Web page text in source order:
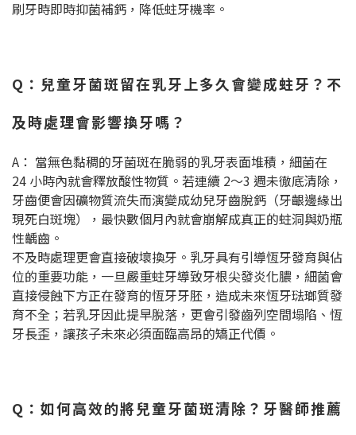
刷牙時即時抑菌補鈣，降低蛀牙機率。
Q：兒童牙菌斑留在乳牙上多久會變成蛀牙？不
及時處理會影響換牙嗎？
A： 當無色黏稠的牙菌斑在脆弱的乳牙表面堆積，細菌在
24 小時內就會釋放酸性物質。若連續 2〜3 週未徹底清除，
牙齒便會因礦物質流失而演變成幼兒牙齒脫鈣（牙齦邊緣出
現死白斑塊），最快數個月內就會崩解成真正的蛀洞與奶瓶
性齲齒。
不及時處理更會直接破壞換牙。乳牙具有引導恆牙發育與佔
位的重要功能，一旦嚴重蛀牙導致牙根尖發炎化膿，細菌會
直接侵蝕下方正在發育的恆牙牙胚，造成未來恆牙琺瑯質發
育不全；若乳牙因此提早脫落，更會引發齒列空間塌陷、恆
牙長歪，讓孩子未來必須面臨高昂的矯正代價。
Q：如何高效的將兒童牙菌斑清除？牙醫師推薦